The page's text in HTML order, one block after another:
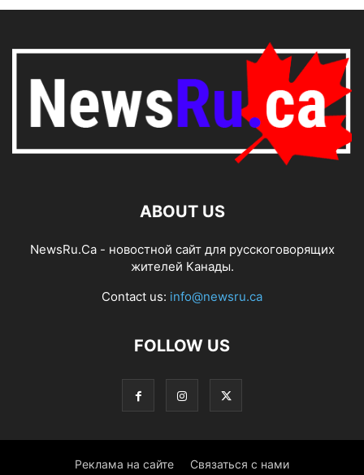
ABOUT US
NewsRu.Ca - новостной сайт для русскоговорящих
жителей Канады.
Contact us: info@newsru.ca
FOLLOW US
Реклама на сайте Связаться с нами